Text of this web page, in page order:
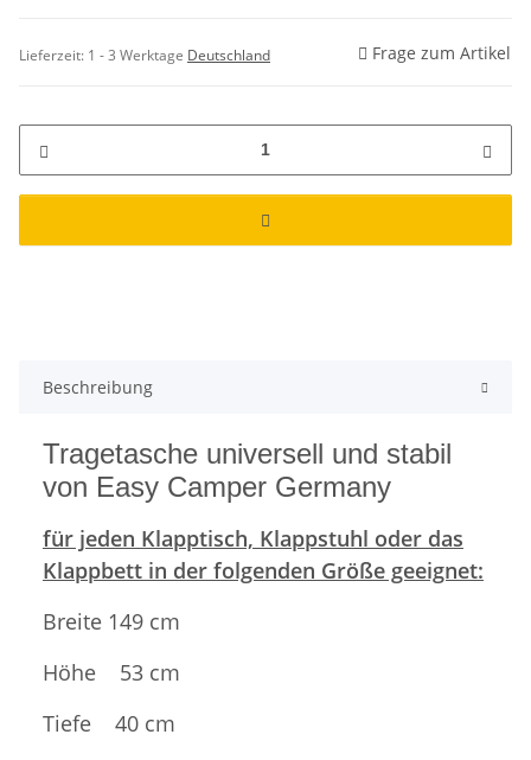
Lieferzeit: 1 - 3 Werktage Deutschland Frage zum Artikel
Beschreibung
Tragetasche universell und stabil
von Easy Camper Germany
für jeden Klapptisch, Klappstuhl oder das
Klappbett in der folgenden Größe geeignet:
Breite 149 cm
Höhe 53 cm
Tiefe 40 cm